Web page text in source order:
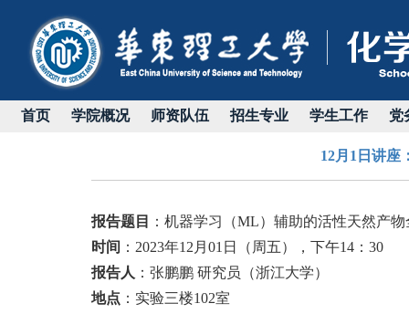
首页 学院概况 师资队伍 招生专业 学生工作 党
12月1日讲座
报告题目 ： 机器学习（ML）辅助的活性天然产
时间 ： 2023年12 月 01 日（周五），下午14 ： 30
报告人 ：张鹏鹏 研究员（浙江大学）
地点 ： 实验三楼102室